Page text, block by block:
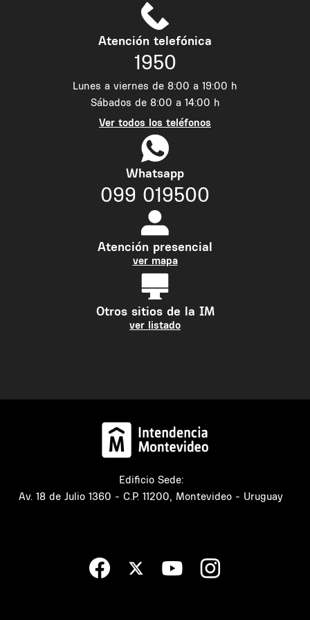
Atención telefónica
1950
Lunes a viernes de 8:00 a 19:00 h
Sábados de 8:00 a 14:00 h
Ver todos los teléfonos
Whatsapp
099 019500
Atención presencial
ver mapa
Otros sitios de la IM
ver listado
Edificio Sede:
Av. 18 de Julio 1360 - C.P. 11200, Montevideo - Uruguay